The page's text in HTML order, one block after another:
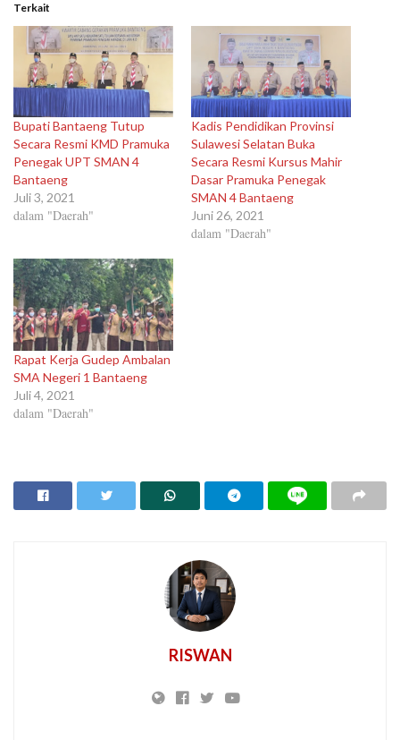
Terkait
Bupati Bantaeng Tutup
Secara Resmi KMD Pramuka
Penegak UPT SMAN 4
Bantaeng
Juli 3, 2021
dalam "Daerah"
Kadis Pendidikan Provinsi
Sulawesi Selatan Buka
Secara Resmi Kursus Mahir
Dasar Pramuka Penegak
SMAN 4 Bantaeng
Juni 26, 2021
dalam "Daerah"
Rapat Kerja Gudep Ambalan
SMA Negeri 1 Bantaeng
Juli 4, 2021
dalam "Daerah"
RISWAN